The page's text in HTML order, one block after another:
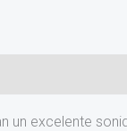
un excelente